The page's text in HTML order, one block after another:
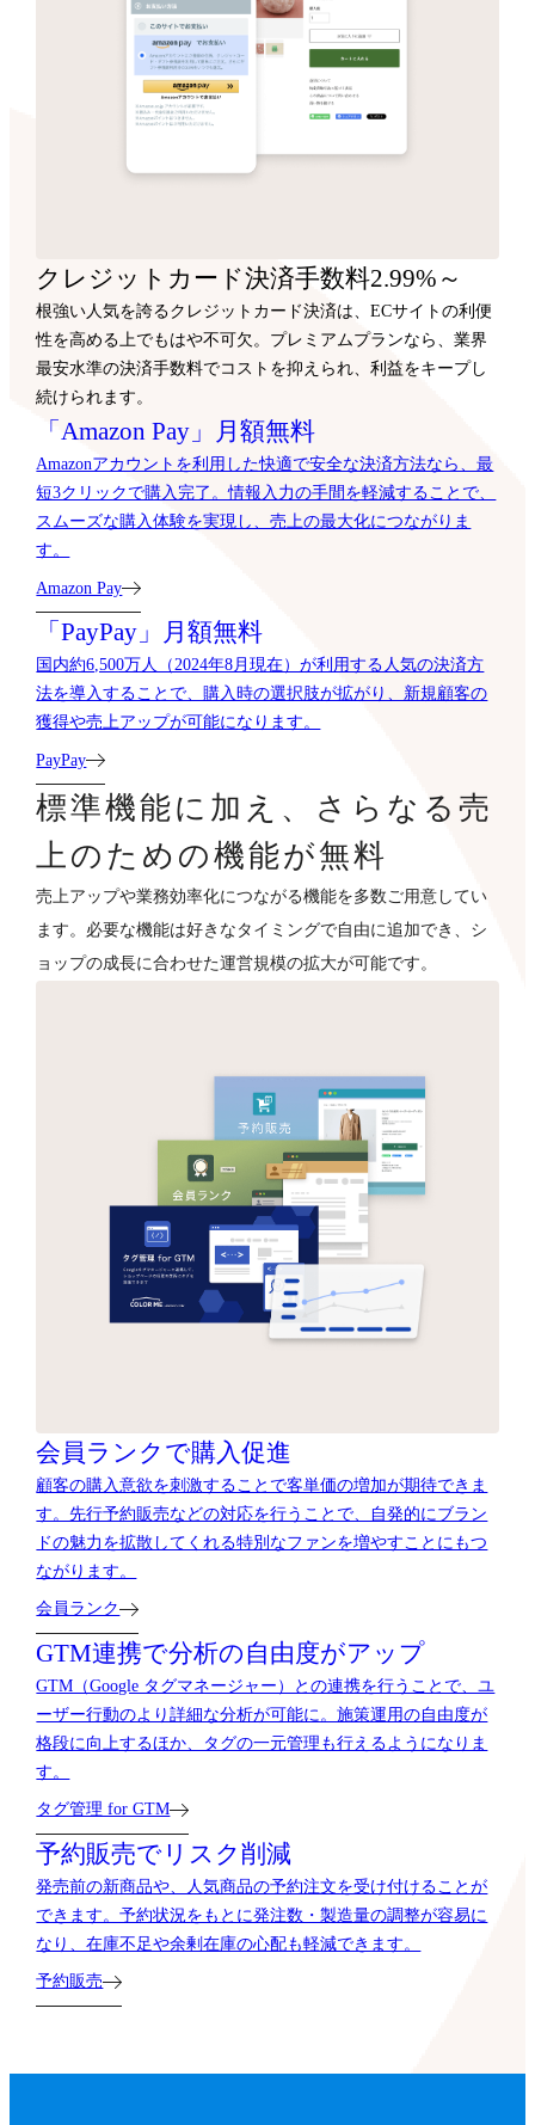
クレジットカード決済手数料2.99%～
根強い人気を誇るクレジットカード決済は、ECサイトの利便
性を高める上でもはや不可欠。プレミアムプランなら、業界
最安水準の決済手数料でコストを抑えられ、利益をキープし
続けられます。
「Amazon Pay」月額無料
Amazonアカウントを利用した快適で安全な決済方法なら、最
短3クリックで購入完了。情報入力の手間を軽減することで、
スムーズな購入体験を実現し、売上の最大化につながりま
す。
Amazon Pay
「PayPay」月額無料
国内約6,500万人（2024年8月現在）が利用する人気の決済方
法を導入することで、購入時の選択肢が拡がり、新規顧客の
獲得や売上アップが可能になります。
PayPay
標準機能に加え、さらなる売
上のための機能が無料
売上アップや業務効率化につながる機能を多数ご用意してい
ます。必要な機能は好きなタイミングで自由に追加でき、シ
ョップの成長に合わせた運営規模の拡大が可能です。
会員ランクで購入促進
顧客の購入意欲を刺激することで客単価の増加が期待できま
す。先行予約販売などの対応を行うことで、自発的にブラン
ドの魅力を拡散してくれる特別なファンを増やすことにもつ
ながります。
会員ランク
GTM連携で分析の自由度がアップ
GTM（Google タグマネージャー）との連携を行うことで、ユ
ーザー行動のより詳細な分析が可能に。施策運用の自由度が
格段に向上するほか、タグの一元管理も行えるようになりま
す。
タグ管理 for GTM
予約販売でリスク削減
発売前の新商品や、人気商品の予約注文を受け付けることが
できます。予約状況をもとに発注数・製造量の調整が容易に
なり、在庫不足や余剰在庫の心配も軽減できます。
予約販売